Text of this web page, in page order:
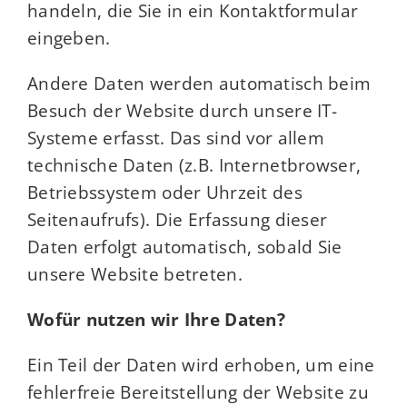
handeln, die Sie in ein Kontaktformular
eingeben.
Andere Daten werden automatisch beim
Besuch der Website durch unsere IT-
Systeme erfasst. Das sind vor allem
technische Daten (z.B. Internetbrowser,
Betriebssystem oder Uhrzeit des
Seitenaufrufs). Die Erfassung dieser
Daten erfolgt automatisch, sobald Sie
unsere Website betreten.
Wofür nutzen wir Ihre Daten?
Ein Teil der Daten wird erhoben, um eine
fehlerfreie Bereitstellung der Website zu